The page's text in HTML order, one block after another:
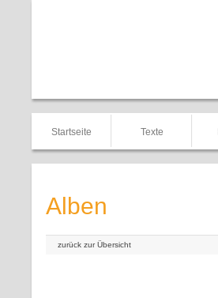
Startseite Texte
Alben
zurück zur Übersicht